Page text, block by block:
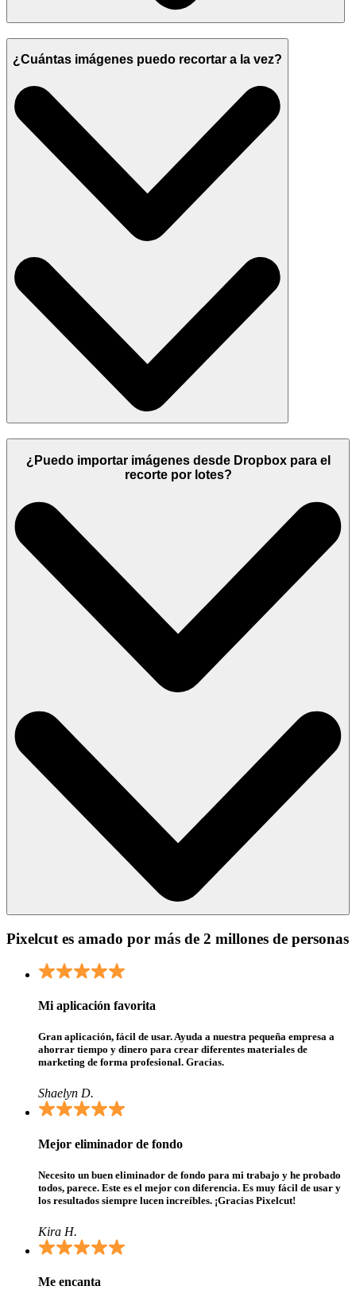
¿Cuántas imágenes puedo recortar a la vez?
¿Puedo importar imágenes desde Dropbox para el
recorte por lotes?
Pixelcut es amado por más de 2 millones de personas
Mi aplicación favorita
Gran aplicación, fácil de usar. Ayuda a nuestra pequeña empresa a
ahorrar tiempo y dinero para crear diferentes materiales de
marketing de forma profesional. Gracias.
Shaelyn D.
Mejor eliminador de fondo
Necesito un buen eliminador de fondo para mi trabajo y he probado
todos, parece. Este es el mejor con diferencia. Es muy fácil de usar y
los resultados siempre lucen increíbles. ¡Gracias Pixelcut!
Kira H.
Me encanta